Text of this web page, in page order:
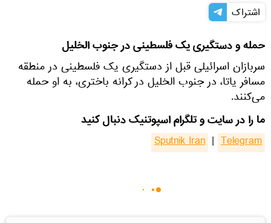
اشتراک
حمله و دستگیری یک فلسطینی در جنوب الخلیل
سربازان اسرائیلی قبل از دستگیری یک فلسطینی در منطقه
مسافر یاتا، در جنوب الخلیل در کرانه باختری، به او حمله
می‌کنند.
ما را در سایت و تلگرام اسپوتنیک دنبال کنید
Sputnik Iran | Telegram